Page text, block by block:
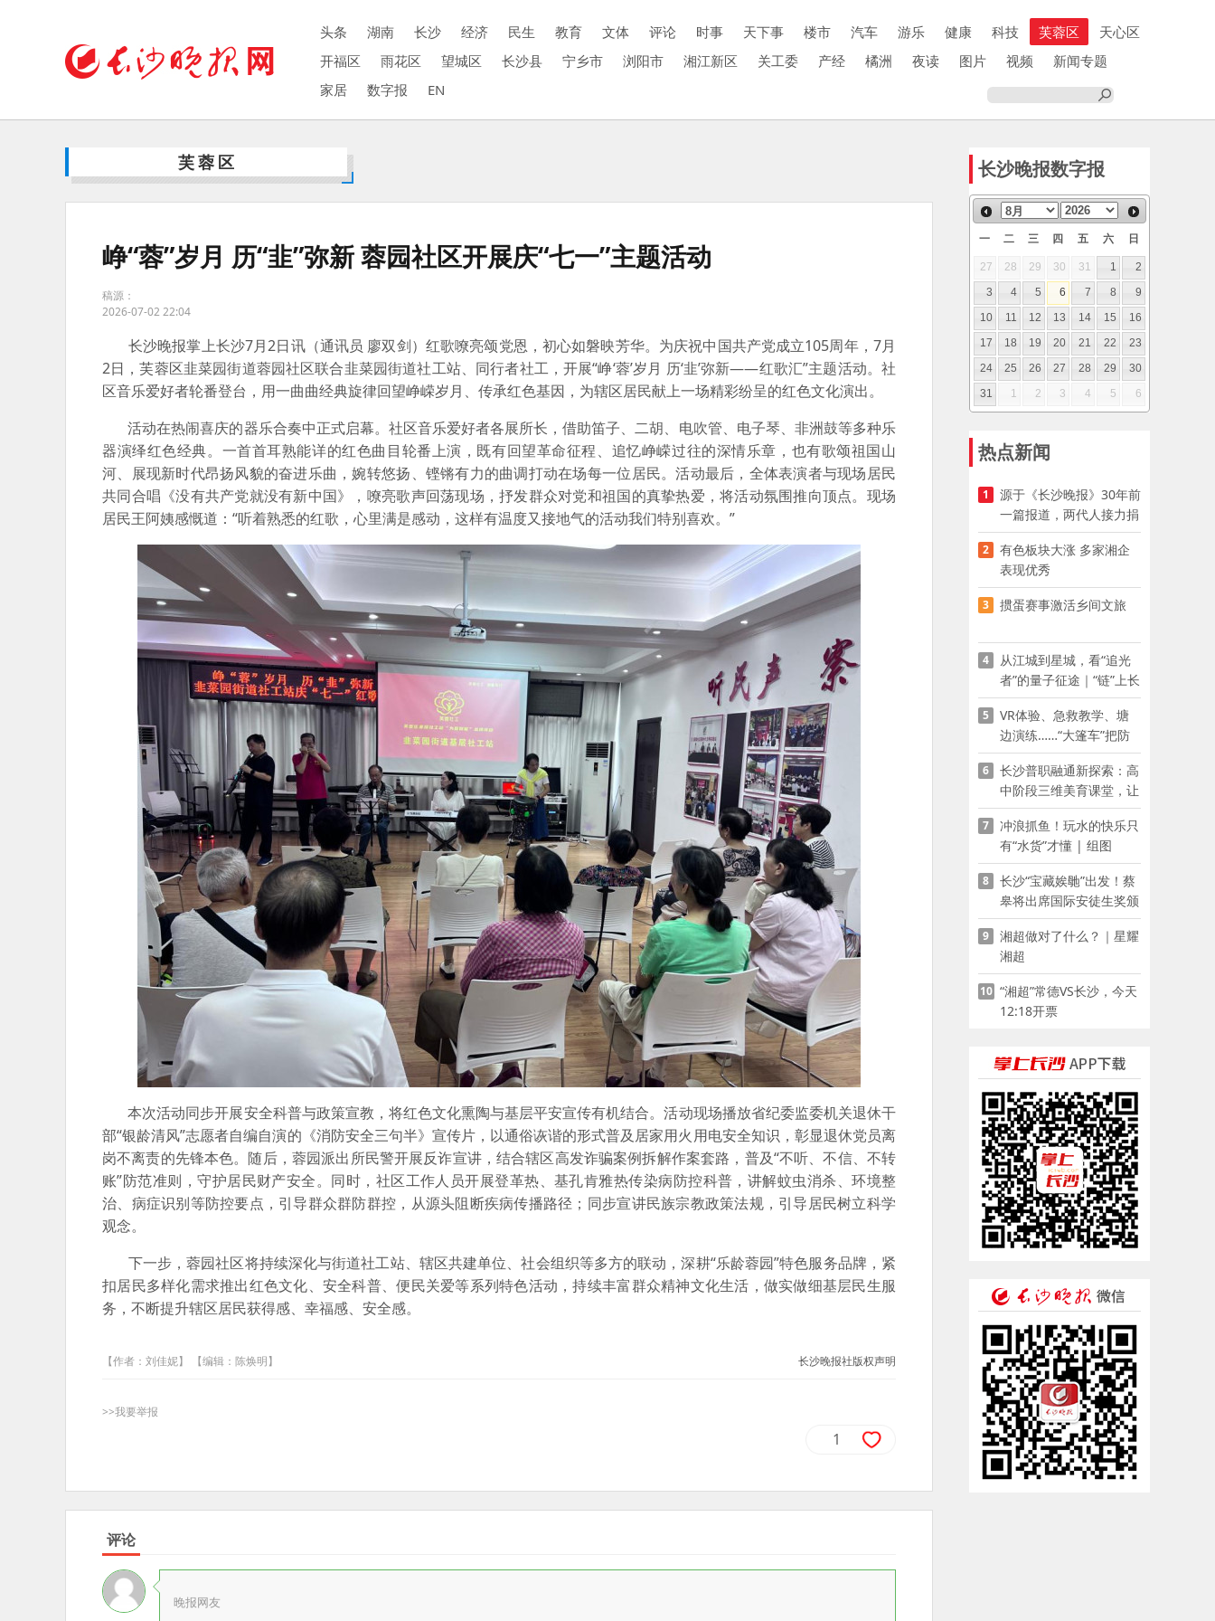
头条 湖南 长沙 经济 民生 教育 文体 评论 时事 天下事 楼市 汽车 游乐 健康 科技 芙蓉区
天心区
开福区
雨花区 望城区 长沙县 宁乡市 浏阳市 湘江新区 关工委 产经 橘洲 夜读 图片 视频
新闻专题
家居
数字报 EN
芙蓉区
峥“蓉”岁月 历“韭”弥新 蓉园社区开展庆“七一”主题活动
稿源：
2026-07-02 22:04
长沙晚报掌上长沙7月2日讯（通讯员 廖双剑） 红歌嘹亮颂党恩，初心如磐映芳华。为庆祝中国共产党成立105周年，7月
2日，芙蓉区韭菜园街道蓉园社区联合韭菜园街道社工站、同行者社工，开展“峥‘蓉’岁月 历‘韭’弥新——红歌汇”主题活动。社
区音乐爱好者轮番登台，用一曲曲经典旋律回望峥嵘岁月、传承红色基因，为辖区居民献上一场精彩纷呈的红色文化演出。
活动在热闹喜庆的器乐合奏中正式启幕。社区音乐爱好者各展所长，借助笛子、二胡、电吹管、电子琴、非洲鼓等多种乐
器演绎红色经典。一首首耳熟能详的红色曲目轮番上演，既有回望革命征程、追忆峥嵘过往的深情乐章，也有歌颂祖国山
河、展现新时代昂扬风貌的奋进乐曲，婉转悠扬、铿锵有力的曲调打动在场每一位居民。活动最后，全体表演者与现场居民
共同合唱《没有共产党就没有新中国》，嘹亮歌声回荡现场，抒发群众对党和祖国的真挚热爱，将活动氛围推向顶点。现场
居民王阿姨感慨道：“听着熟悉的红歌，心里满是感动，这样有温度又接地气的活动我们特别喜欢。”
本次活动同步开展安全科普与政策宣教，将红色文化熏陶与基层平安宣传有机结合。活动现场播放省纪委监委机关退休干
部“银龄清风”志愿者自编自演的《消防安全三句半》宣传片，以通俗诙谐的形式普及居家用火用电安全知识，彰显退休党员离
岗不离责的先锋本色。随后，蓉园派出所民警开展反诈宣讲，结合辖区高发诈骗案例拆解作案套路，普及“不听、不信、不转
账”防范准则，守护居民财产安全。同时，社区工作人员开展登革热、基孔肯雅热传染病防控科普，讲解蚊虫消杀、环境整
治、病症识别等防控要点，引导群众群防群控，从源头阻断疾病传播路径；同步宣讲民族宗教政策法规，引导居民树立科学
观念。
下一步，蓉园社区将持续深化与街道社工站、辖区共建单位、社会组织等多方的联动，深耕“乐龄蓉园”特色服务品牌，紧
扣居民多样化需求推出红色文化、安全科普、便民关爱等系列特色活动，持续丰富群众精神文化生活，做实做细基层民生服
务，不断提升辖区居民获得感、幸福感、安全感。
【作者：刘佳妮】 【编辑：陈焕明】 长沙晚报社版权声明
>>我要举报
1
评论
晚报网友
长沙晚报数字报
一 二 三 四 五 六 日
27 28 29 30 31 1
2
3
4 5 6 7 8
9
10
11 12 13 14 15
16
17
18 19 20 21 22
23
24
25 26 27 28 29
30
31
1 2 3 4 5 6
热点新闻
1
源于《长沙晚报》30年前
一篇报道，两代人接力捐
资助学
2
有色板块大涨 多家湘企
表现优秀
3 掼蛋赛事激活乡间文旅
4
从江城到星城，看“追光
者”的量子征途｜“链”上长
沙 “才”够硬核
5
VR体验、急救教学、塘
边演练……“大篷车”把防
溺水课堂搬到乡村青少年
家门口
6
长沙普职融通新探索：高
中阶段三维美育课堂，让
少年向美而生
7
冲浪抓鱼！玩水的快乐只
有“水货”才懂 | 组图
8
长沙“宝藏娭毑”出发！蔡
皋将出席国际安徒生奖颁
奖典礼并领奖
9
湘超做对了什么？｜星耀
湘超
10 “湘超”常德VS长沙，今天
12:18开票